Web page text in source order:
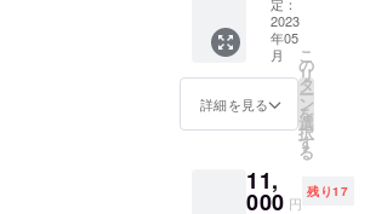
支援
時、必
ず備考
欄に掲
載を希
望され
ださ
い。※
トグラ
ファー
kalifolni
alookに
よる
「御幸
プリン
ト。
グラス
×1 ハー
フパイ
ントグ
ラス×1
セット
です。
ナルス
テッ
2023
年05
月
詳細を見る
こ
の
リ
タ
ー
ン
を
選
択
す
る
11,
000 円
残り17